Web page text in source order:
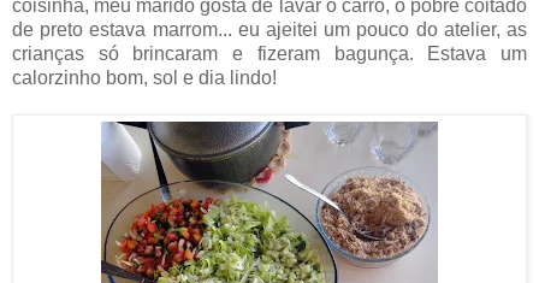
coisinha, meu marido gosta de lavar o carro, o pobre coitado
de preto estava marrom... eu ajeitei um pouco do atelier, as
crianças só brincaram e fizeram bagunça. Estava um
calorzinho bom, sol e dia lindo!